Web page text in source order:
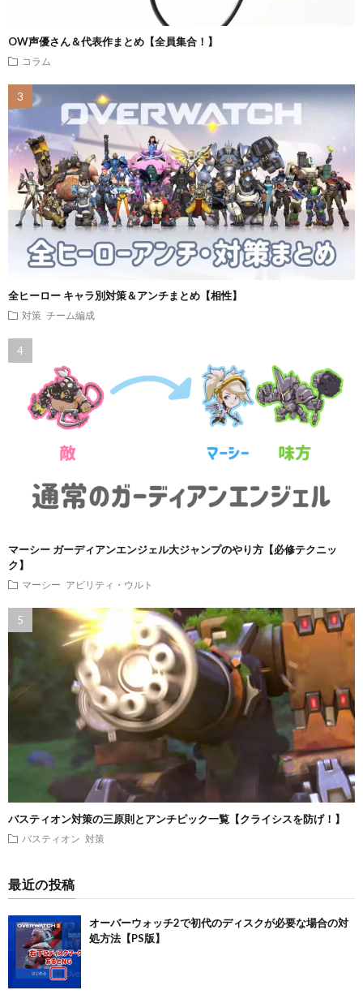
OW声優さん＆代表作まとめ【全員集合！】
コラム
全ヒーロー キャラ別対策＆アンチまとめ【相性】
対策 チーム編成
マーシー ガーディアンエンジェル大ジャンプのやり方【必修テクニッ
ク】
マーシー アビリティ・ウルト
バスティオン対策の三原則とアンチピック一覧【クライシスを防げ！】
バスティオン 対策
最近の投稿
オーバーウォッチ2で初代のディスクが必要な場合の対
処方法【PS版】